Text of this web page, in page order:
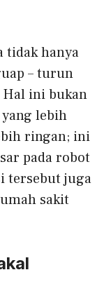
tidak hanya
– turun
Hal ini bukan
lebih
ringan; ini
pada robot
tersebut juga
sakit